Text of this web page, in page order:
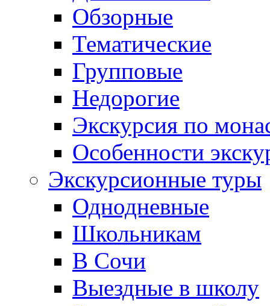
Обзорные
Тематические
Групповые
Недорогие
Экскурсия по
Особенности
Экскурсионные туры
Однодневные
Школьникам
В Сочи
Выездные в школу